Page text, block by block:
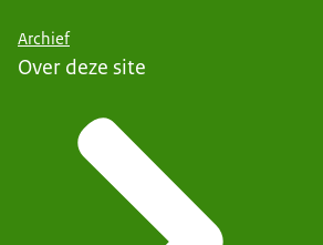
Archief
Over deze site